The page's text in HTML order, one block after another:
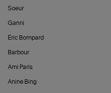
Soeur
Ganni
Éric Bompard
Barbour
Ami Paris
Anine Bing